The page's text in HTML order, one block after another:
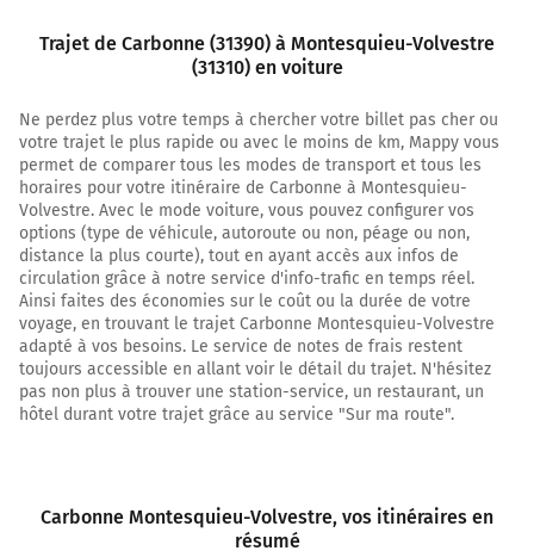
Au rond-point, prendre la 2ème sortie sur D627 et
4,5 km
Au rond-point, prendre la 2ème sortie sur D627a D627
(D627) et continuer sur 110 mètres
5,4 km
Continuer D627 D627a (Agripa) sur 900 mètres
Avenue de l'Arize
5,5 km
Au rond-point, prendre la 2ème sortie sur D627 (Avenue
6,4 km
Au rond-point, prendre la 2ème sortie sur D627 (Route
de Toulouse) et continuer sur 1,2 kilomètre
Trajet de Carbonne (31390) à Montesquieu-Volvestre
(31310) en voiture
Ne perdez plus votre temps à chercher votre billet pas cher ou
votre trajet le plus rapide ou avec le moins de km, Mappy vous
permet de comparer tous les modes de transport et tous les
horaires pour votre itinéraire de Carbonne à Montesquieu-
Volvestre. Avec le mode voiture, vous pouvez configurer vos
options (type de véhicule, autoroute ou non, péage ou non,
distance la plus courte), tout en ayant accès aux infos de
circulation grâce à notre service d'info-trafic en temps réel.
Ainsi faites des économies sur le coût ou la durée de votre
voyage, en trouvant le trajet Carbonne Montesquieu-Volvestre
adapté à vos besoins. Le service de notes de frais restent
toujours accessible en allant voir le détail du trajet. N'hésitez
pas non plus à trouver une station-service, un restaurant, un
hôtel durant votre trajet grâce au service "Sur ma route".
Carbonne Montesquieu-Volvestre, vos itinéraires en
résumé